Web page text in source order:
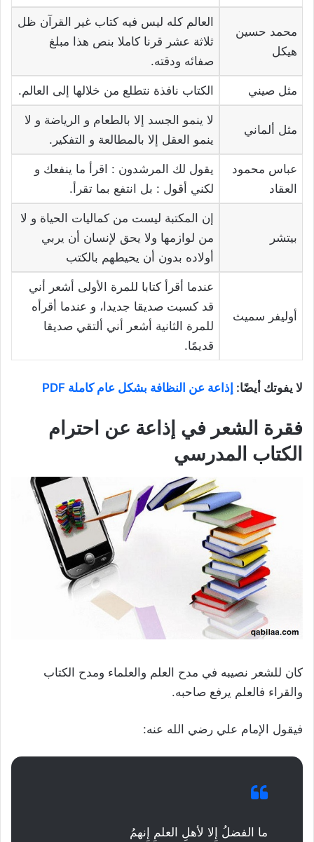
محمد حسين
هيكل
العالم كله ليس فيه كتاب غير القرآن ظل
ثلاثة عشر قرنا كاملا بنص هذا مبلغ
صفائه ودقته.
مثل صيني الكتاب نافذة نتطلع من خلالها إلى العالم.
مثل ألماني
لا ينمو الجسد إلا بالطعام و الرياضة و لا
ينمو العقل إلا بالمطالعة و التفكير.
عباس محمود
العقاد
يقول لك المرشدون : اقرأ ما ينفعك و
لكني أقول : بل انتفع بما تقرأ.
بيتشر
إن المكتبة ليست من كماليات الحياة و لا
من لوازمها ولا يحق لإنسان أن يربي
أولاده بدون أن يحيطهم بالكتب
أوليفر سميث
عندما أقرأ كتابا للمرة الأولى أشعر أني
قد كسبت صديقا جديدا، و عندما أقرأه
للمرة الثانية أشعر أني ألتقي صديقا
قديمًا.
لا يفوتك أيضًا: إذاعة عن النظافة بشكل عام كاملة PDF
فقرة الشعر في إذاعة عن احترام
الكتاب المدرسي
كان للشعر نصيبه في مدح العلم والعلماء ومدح الكتاب
والقراء فالعلم يرفع صاحبه.
فيقول الإمام علي رضي الله عنه:
ما الفضلُ إِلا لأهلِ العلمِ إِنهمُ